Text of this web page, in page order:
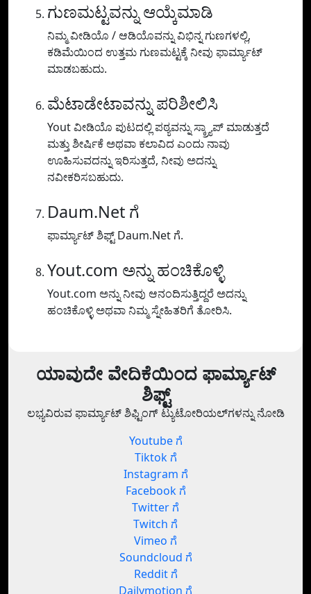
ಗುಣಮಟ್ಟವನ್ನು ಆಯ್ಕೆಮಾಡಿ
ನಿಮ್ಮ ವೀಡಿಯೊ / ಆಡಿಯೊವನ್ನು ವಿಭಿನ್ನ ಗುಣಗಳಲ್ಲಿ,
ಕಡಿಮೆಯಿಂದ ಉತ್ತಮ ಗುಣಮಟ್ಟಕ್ಕೆ ನೀವು ಫಾರ್ಮ್ಯಾಟ್
ಮಾಡಬಹುದು.
ಮೆಟಾಡೇಟಾವನ್ನು ಪರಿಶೀಲಿಸಿ
Yout ವೀಡಿಯೊ ಪುಟದಲ್ಲಿ ಪಠ್ಯವನ್ನು ಸ್ಕ್ರ್ಯಾಪ್ ಮಾಡುತ್ತದೆ
ಮತ್ತು ಶೀರ್ಷಿಕೆ ಅಥವಾ ಕಲಾವಿದ ಎಂದು ನಾವು
ಊಹಿಸುವದನ್ನು ಇರಿಸುತ್ತದೆ, ನೀವು ಅದನ್ನು
ನವೀಕರಿಸಬಹುದು.
Daum.Net ಗೆ
ಫಾರ್ಮ್ಯಾಟ್ ಶಿಫ್ಟ್ Daum.Net ಗೆ.
Yout.com ಅನ್ನು ಹಂಚಿಕೊಳ್ಳಿ
Yout.com ಅನ್ನು ನೀವು ಆನಂದಿಸುತ್ತಿದ್ದರೆ ಅದನ್ನು
ಹಂಚಿಕೊಳ್ಳಿ ಅಥವಾ ನಿಮ್ಮ ಸ್ನೇಹಿತರಿಗೆ ತೋರಿಸಿ.
ಯಾವುದೇ ವೇದಿಕೆಯಿಂದ ಫಾರ್ಮ್ಯಾಟ್
ಶಿಫ್ಟ್
ಲಭ್ಯವಿರುವ ಫಾರ್ಮ್ಯಾಟ್ ಶಿಫ್ಟಿಂಗ್ ಟ್ಯುಟೋರಿಯಲ್‌ಗಳನ್ನು ನೋಡಿ
Youtube ಗೆ
Tiktok ಗೆ
Instagram ಗೆ
Facebook ಗೆ
Twitter ಗೆ
Twitch ಗೆ
Vimeo ಗೆ
Soundcloud ಗೆ
Reddit ಗೆ
Dailymotion ಗೆ